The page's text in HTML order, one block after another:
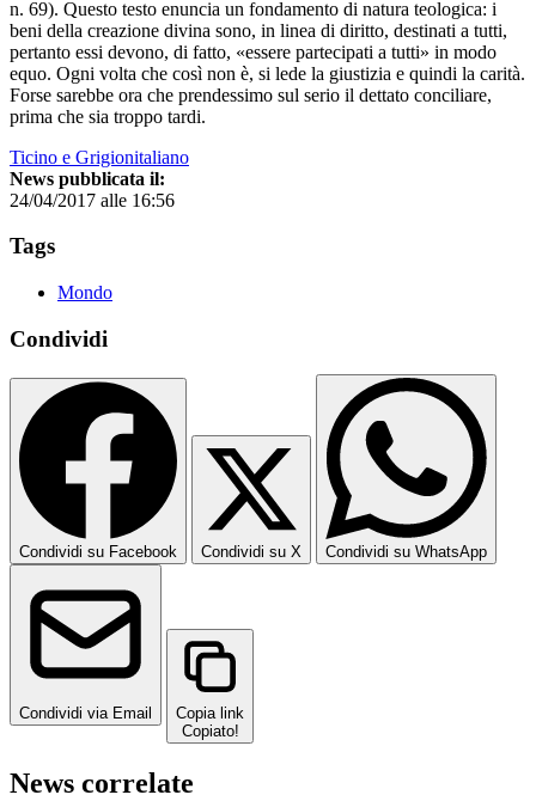
n. 69). Questo testo enuncia un fondamento di natura teologica: i
beni della creazione divina sono, in linea di diritto, destinati a tutti,
pertanto essi devono, di fatto, «essere partecipati a tutti» in modo
equo. Ogni volta che così non è, si lede la giustizia e quindi la carità.
Forse sarebbe ora che prendessimo sul serio il dettato conciliare,
prima che sia troppo tardi.
Ticino e Grigionitaliano
News pubblicata il:
24/04/2017 alle 16:56
Tags
Mondo
Condividi
Condividi su Facebook Condividi su X Condividi su WhatsApp
Condividi via Email
Copia link
Copiato!
News correlate